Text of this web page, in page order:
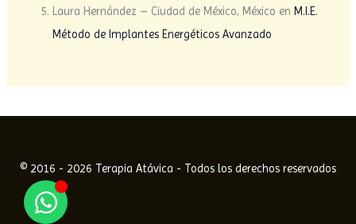
Laura Hernández – Ciudad de México, México en M.I.E.
Método de Implantes Energéticos Avanzado
© 2016 - 2026 Terapia Atávica - Todos los derechos reservados